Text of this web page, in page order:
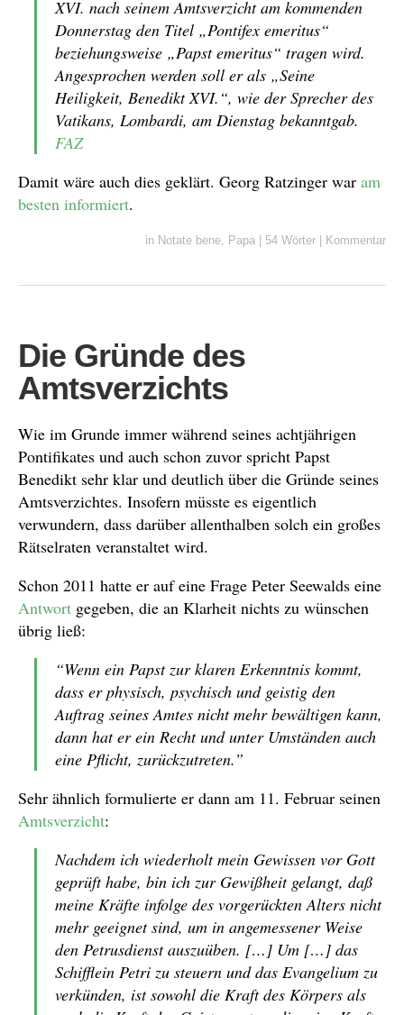
XVI. nach seinem Amtsverzicht am kommenden
Donnerstag den Titel „Pontifex emeritus“
beziehungsweise „Papst emeritus“ tragen wird.
Angesprochen werden soll er als „Seine
Heiligkeit, Benedikt XVI.“, wie der Sprecher des
Vatikans, Lombardi, am Dienstag bekanntgab.
FAZ
Damit wäre auch dies geklärt. Georg Ratzinger war am
besten informiert.
in Notate bene, Papa 54 Wörter Kommentar
Die Gründe des
Amtsverzichts
Wie im Grunde immer während seines achtjährigen
Pontifikates und auch schon zuvor spricht Papst
Benedikt sehr klar und deutlich über die Gründe seines
Amtsverzichtes. Insofern müsste es eigentlich
verwundern, dass darüber allenthalben solch ein großes
Rätselraten veranstaltet wird.
Schon 2011 hatte er auf eine Frage Peter Seewalds eine
Antwort gegeben, die an Klarheit nichts zu wünschen
übrig ließ:
“Wenn ein Papst zur klaren Erkenntnis kommt,
dass er physisch, psychisch und geistig den
Auftrag seines Amtes nicht mehr bewältigen kann,
dann hat er ein Recht und unter Umständen auch
eine Pflicht, zurückzutreten.”
Sehr ähnlich formulierte er dann am 11. Februar seinen
Amtsverzicht:
Nachdem ich wiederholt mein Gewissen vor Gott
geprüft habe, bin ich zur Gewißheit gelangt, daß
meine Kräfte infolge des vorgerückten Alters nicht
mehr geeignet sind, um in angemessener Weise
den Petrusdienst auszuüben. […] Um […] das
Schifflein Petri zu steuern und das Evangelium zu
verkünden, ist sowohl die Kraft des Körpers als